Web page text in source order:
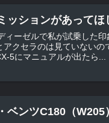
ッションがあってほ
ゼルで私が試乗した印象で一番良
よ・・・ CX-5にマニュアルが出たら...
ベンツC180（W205